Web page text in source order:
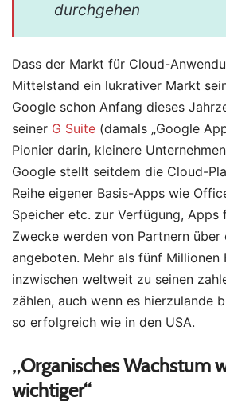
durchgehen
Dass der Markt für Cloud-
Mittelstand ein lukrativer Markt
Google schon Anfang dieses
seiner G Suite (damals „Google
Pionier darin, kleinere
Google stellt seitdem die Cloud-
Reihe eigener Basis-Apps wie
Speicher etc. zur Verfügung, Apps
Zwecke werden von Partnern über
angeboten. Mehr als fünf Millionen
inzwischen weltweit zu seinen
zählen, auch wenn es hierzulande
so erfolgreich wie in den USA.
„Organisches Wachstum
wichtiger“